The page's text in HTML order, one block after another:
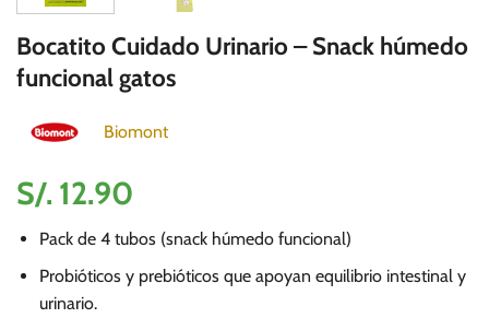
Bocatito Cuidado Urinario – Snack húmedo
funcional gatos
Biomont
S/. 12.90
Pack de 4 tubos (snack húmedo funcional)
Probióticos y prebióticos que apoyan equilibrio intestinal y
urinario.